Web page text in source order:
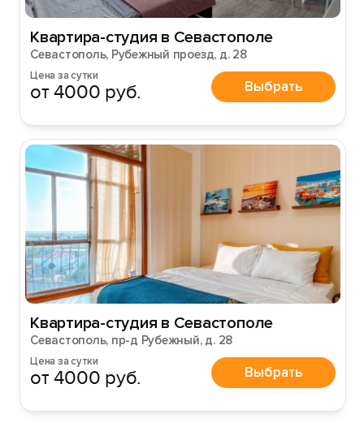
Квартира-студия в Севастополе
Севастополь, Рубежный проезд, д. 28
Цена за сутки
от 4000 руб. Выбрать
Квартира-студия в Севастополе
Севастополь, пр-д Рубежный, д. 28
Цена за сутки
от 4000 руб. Выбрать